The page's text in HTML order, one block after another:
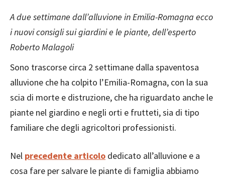
A due settimane dall’alluvione in Emilia-Romagna ecco
i nuovi consigli sui giardini e le piante, dell’esperto
Roberto Malagoli
Sono trascorse circa 2 settimane dalla spaventosa
alluvione che ha colpito l’Emilia-Romagna, con la sua
scia di morte e distruzione, che ha riguardato anche le
piante nel giardino e negli orti e frutteti, sia di tipo
familiare che degli agricoltori professionisti.
Nel precedente articolo dedicato all’alluvione e a
cosa fare per salvare le piante di famiglia abbiamo